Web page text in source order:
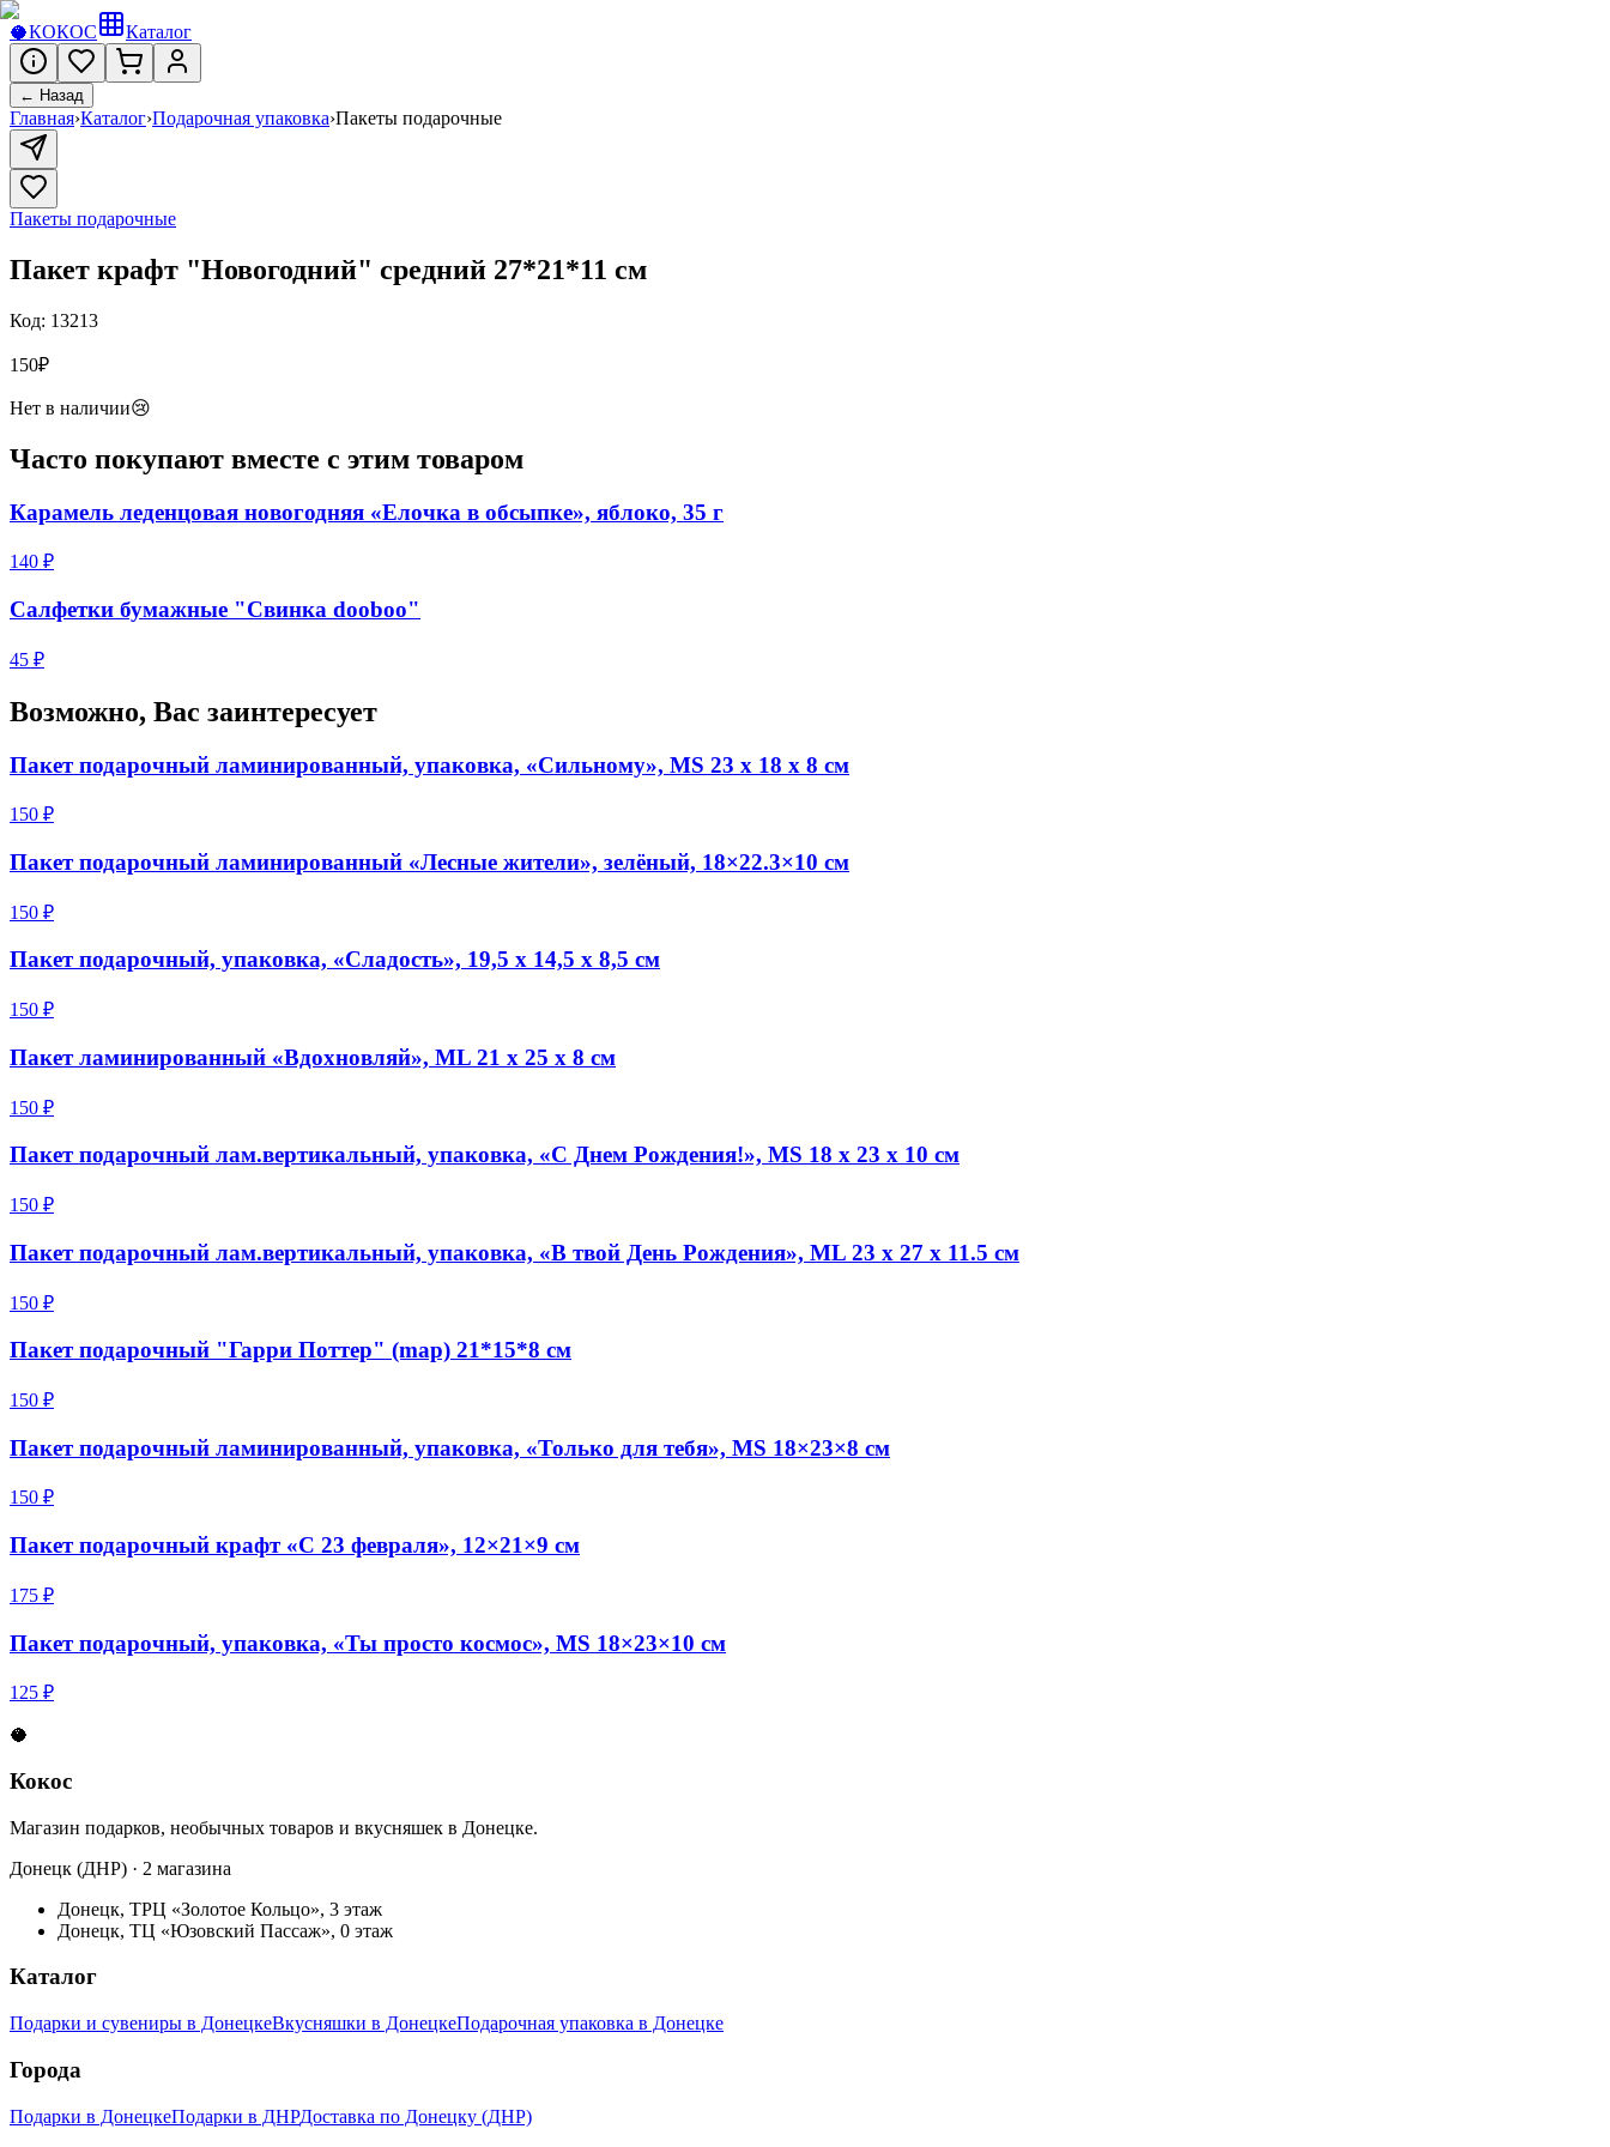
🥥КОКОС Каталог
← Назад
Главная›Каталог›Подарочная упаковка›Пакеты подарочные
Пакеты подарочные
Пакет крафт "Новогодний" средний 27*21*11 см
Код: 13213
150₽
Нет в наличии😢
Часто покупают вместе с этим товаром
Карамель леденцовая новогодняя «Елочка в обсыпке», яблоко, 35 г
140 ₽
Салфетки бумажные "Свинка dooboo"
45 ₽
Возможно, Вас заинтересует
Пакет подарочный ламинированный, упаковка, «Сильному», MS 23 х 18 х 8 см
150 ₽
Пакет подарочный ламинированный «Лесные жители», зелёный, 18×22.3×10 см
150 ₽
Пакет подарочный, упаковка, «Сладость», 19,5 х 14,5 х 8,5 см
150 ₽
Пакет ламинированный «Вдохновляй», ML 21 х 25 х 8 см
150 ₽
Пакет подарочный лам.вертикальный, упаковка, «С Днем Рождения!», MS 18 х 23 х 10 см
150 ₽
Пакет подарочный лам.вертикальный, упаковка, «В твой День Рождения», ML 23 х 27 х 11.5 см
150 ₽
Пакет подарочный "Гарри Поттер" (map) 21*15*8 см
150 ₽
Пакет подарочный ламинированный, упаковка, «Только для тебя», MS 18×23×8 см
150 ₽
Пакет подарочный крафт «С 23 февраля», 12×21×9 см
175 ₽
Пакет подарочный, упаковка, «Ты просто космос», MS 18×23×10 см
125 ₽
🥥
Кокос
Магазин подарков, необычных товаров и вкусняшек в Донецке.
Донецк (ДНР) · 2 магазина
Донецк, ТРЦ «Золотое Кольцо», 3 этаж
Донецк, ТЦ «Юзовский Пассаж», 0 этаж
Каталог
Подарки и сувениры в ДонецкеВкусняшки в ДонецкеПодарочная упаковка в Донецке
Города
Подарки в ДонецкеПодарки в ДНРДоставка по Донецку (ДНР)